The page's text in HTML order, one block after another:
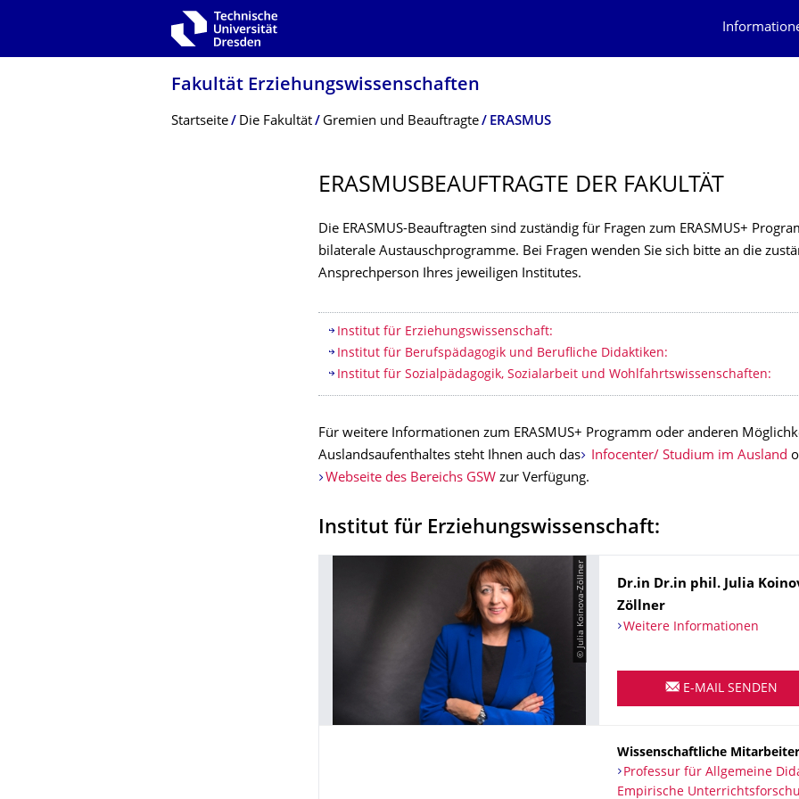
Zur Hauptnavigation springen
Fakultät Erziehungs­wissenschaften
Breadcrumb-Menü
Startseite Die Fakultät Gremien und Beauftragte ERASMUS
ERASMUSBEAUF­TRAGTE DER FAKULTÄT
Die ERASMUS-Beauftragten sind zuständig für Fragen zum ERASMUS+
bilaterale Austauschprogramme. Bei Fragen wenden Sie sich bitte an die
Ansprechperson Ihres jeweiligen Institutes.
Inhaltsverzeichnis
Institut für Erziehungswissenschaft:
Institut für Berufspädagogik und Berufliche Didaktiken:
Institut für Sozialpädagogik, Sozialarbeit und Wohlfahrtswis­senschaften:
Für weitere Informationen zum ERASMUS+ Programm oder anderen
Auslandsaufenthaltes steht Ihnen auch das
Infocenter/ Studium im Ausland
Webseite des Bereichs GSW zur Verfügung.
Institut für Erziehungswissenschaft:
© Julia Koinova-Zöllner Name
Dr.in Dr.in phil. Julia
Zöllner
Weitere Informationen
E-MAIL SENDEN
Wissenschaftliche
Organisationsname
Professur für Allgemeine
Professur für Allgemeine
Empirische